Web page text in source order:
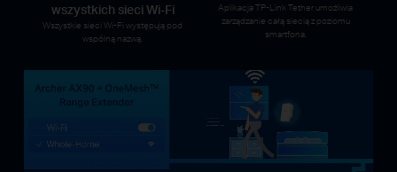
wszystkich sieci Wi-Fi
Wszystkie sieci Wi-Fi występują pod
wspólną nazwą.
Aplikacja TP-Link Tether umożliwia
zarządzanie całą siecią z poziomu
smartfona.